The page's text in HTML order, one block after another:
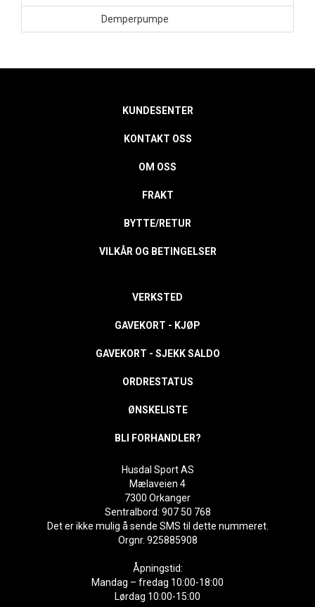
Demperpumpe
KUNDESENTER
KONTAKT OSS
OM OSS
FRAKT
BYTTE/RETUR
VILKÅR OG BETINGELSER
VERKSTED
GAVEKORT - KJØP
GAVEKORT - SJEKK SALDO
ORDRESTATUS
ØNSKELISTE
BLI FORHANDLER?
Husdal Sport AS
Mælaveien 4
7300 Orkanger
Sentralbord: 907 50 768
Det er ikke mulig å sende SMS til dette nummeret.
Orgnr. 925885908
Åpningstid:
Mandag – fredag 10:00-18:00
Lørdag 10:00-15:00